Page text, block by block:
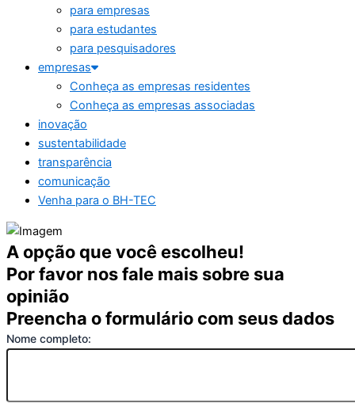
para empresas
para estudantes
para pesquisadores
empresas
Conheça as empresas residentes
Conheça as empresas associadas
inovação
sustentabilidade
transparência
comunicação
Venha para o BH-TEC
A opção que você escolheu!
Por favor nos fale mais sobre sua
opinião
Preencha o formulário com seus dados
Nome completo: